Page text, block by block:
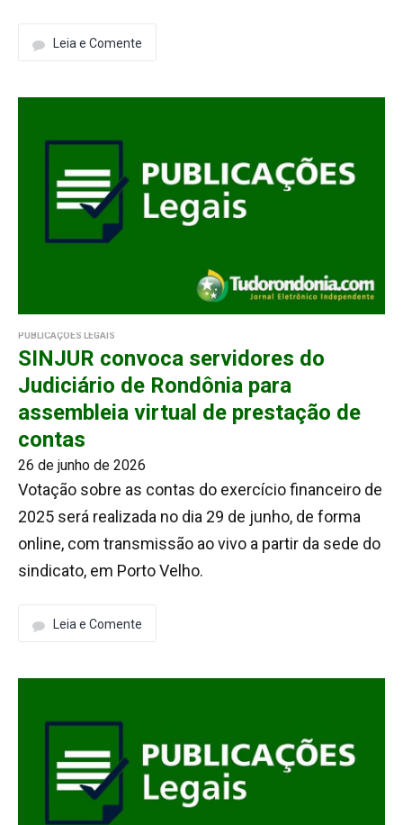
Leia e Comente
PUBLICAÇÕES LEGAIS
SINJUR convoca servidores do
Judiciário de Rondônia para
assembleia virtual de prestação de
contas
26 de junho de 2026
Votação sobre as contas do exercício financeiro de
2025 será realizada no dia 29 de junho, de forma
online, com transmissão ao vivo a partir da sede do
sindicato, em Porto Velho.
Leia e Comente